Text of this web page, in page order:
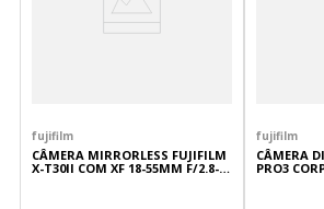
fujifilm
CÂMERA MIRRORLESS FUJIFILM
X-T30II COM XF 18-55MM F/2.8-
fujifilm
CÂMERA
PRO3